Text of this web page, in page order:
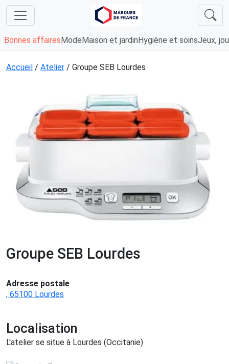
Bonnes affaires Mode Maison et jardin Hygiène et soinsJeux,
Accueil / Atelier / Groupe SEB Lourdes
Groupe SEB Lourdes
Adresse postale
, 65100 Lourdes
Localisation
L'atelier se situe à Lourdes (Occitanie)